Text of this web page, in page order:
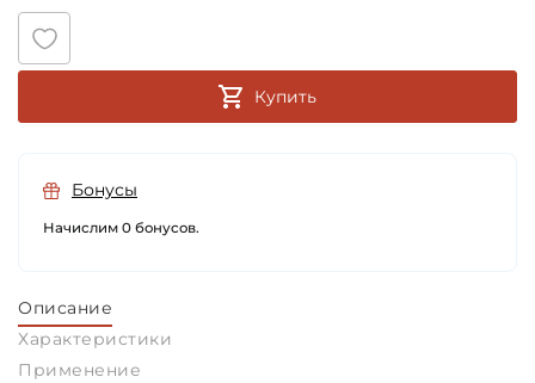
Купить
Бонусы
Начислим 0 бонусов.
Описание
Характеристики
Применение